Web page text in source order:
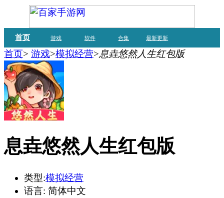
首页 游戏 软件 合集 最新更新
首页> 游戏>模拟经营>息垚悠然人生红包版
息垚悠然人生红包版
类型:模拟经营
语言: 简体中文